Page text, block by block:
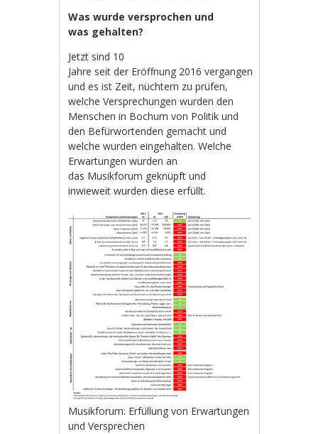
Was wurde versprochen und
was gehalten?
Jetzt sind 10
Jahre seit der Eröffnung 2016 vergangen
und es ist Zeit, nüchtern zu prüfen,
welche Versprechungen wurden den
Menschen in Bochum von Politik und
den Befürwortenden gemacht und
welche wurden eingehalten. Welche
Erwartungen wurden an
das Musikforum geknüpft und
inwieweit wurden diese erfüllt.
Musikforum: Erfüllung von Erwartungen
und Versprechen